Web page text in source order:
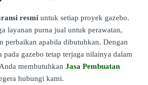
resmi untuk setiap proyek gazebo.
layanan purna jual untuk perawatan,
perbaikan apabila dibutuhkan. Dengan
pada gazebo tetap terjaga nilainya dalam
membutuhkan Jasa Pembuatan
hubungi kami.